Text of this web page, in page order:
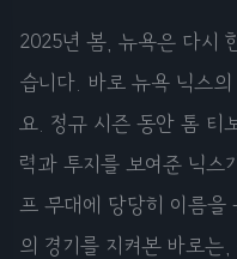
2025년 봄, 뉴욕은 다시
습니다. 바로 뉴욕 닉스
요. 정규 시즌 동안 톰 티
력과 투지를 보여준 닉스
프 무대에 당당히 이름을
의 경기를 지켜본 바로는